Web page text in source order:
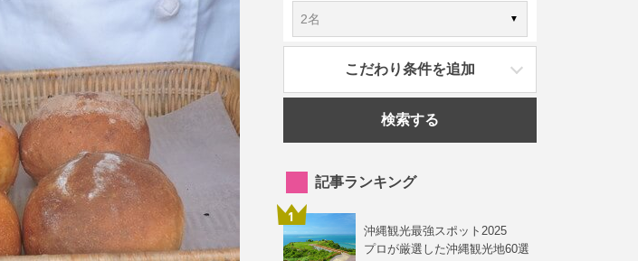
こだわり条件を追加
検索する
記事ランキング
沖縄観光最強スポット2025
プロが厳選した沖縄観光地60選